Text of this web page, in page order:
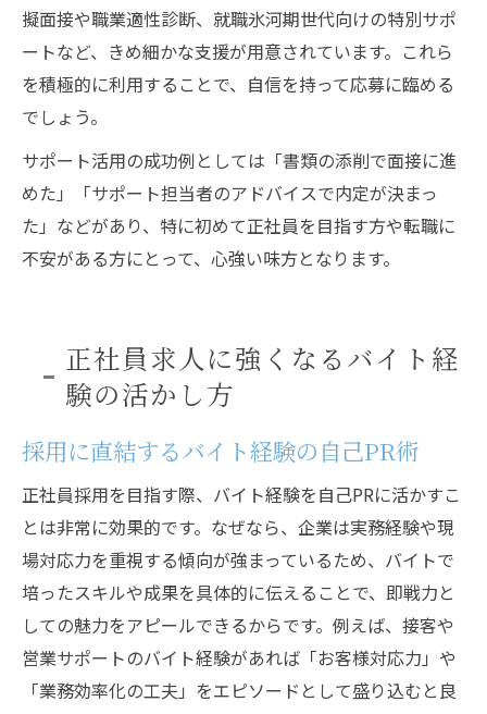
擬面接や職業適性診断、就職氷河期世代向けの特別サポ
ートなど、きめ細かな支援が用意されています。これら
を積極的に利用することで、自信を持って応募に臨める
でしょう。
サポート活用の成功例としては「書類の添削で面接に進
めた」「サポート担当者のアドバイスで内定が決まっ
た」などがあり、特に初めて正社員を目指す方や転職に
不安がある方にとって、心強い味方となります。
正社員求人に強くなるバイト経
験の活かし方
採用に直結するバイト経験の自己PR術
正社員採用を目指す際、バイト経験を自己PRに活かすこ
とは非常に効果的です。なぜなら、企業は実務経験や現
場対応力を重視する傾向が強まっているため、バイトで
培ったスキルや成果を具体的に伝えることで、即戦力と
しての魅力をアピールできるからです。例えば、接客や
営業サポートのバイト経験があれば「お客様対応力」や
「業務効率化の工夫」をエピソードとして盛り込むと良